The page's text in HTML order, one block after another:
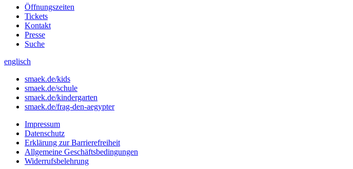
Öffnungszeiten
Tickets
Kontakt
Presse
Suche
englisch
smaek.de/kids
smaek.de/schule
smaek.de/kindergarten
smaek.de/frag-den-aegypter
Impressum
Datenschutz
Erklärung zur Barrierefreiheit
Allgemeine Geschäftsbedingungen
Widerrufsbelehrung